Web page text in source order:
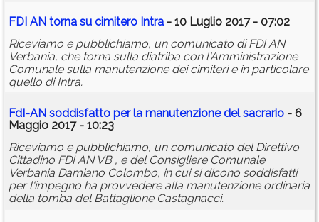
FDI AN torna su cimitero Intra - 10 Luglio 2017 - 07:02
Riceviamo e pubblichiamo, un comunicato di FDI AN
Verbania, che torna sulla diatriba con l'Amministrazione
Comunale sulla manutenzione dei cimiteri e in particolare
quello di Intra.
FdI-AN soddisfatto per la manutenzione del sacrario - 6
Maggio 2017 - 10:23
Riceviamo e pubblichiamo, un comunicato del Direttivo
Cittadino FDI AN VB , e del Consigliere Comunale
Verbania Damiano Colombo, in cui si dicono soddisfatti
per l'impegno ha provvedere alla manutenzione ordinaria
della tomba del Battaglione Castagnacci.